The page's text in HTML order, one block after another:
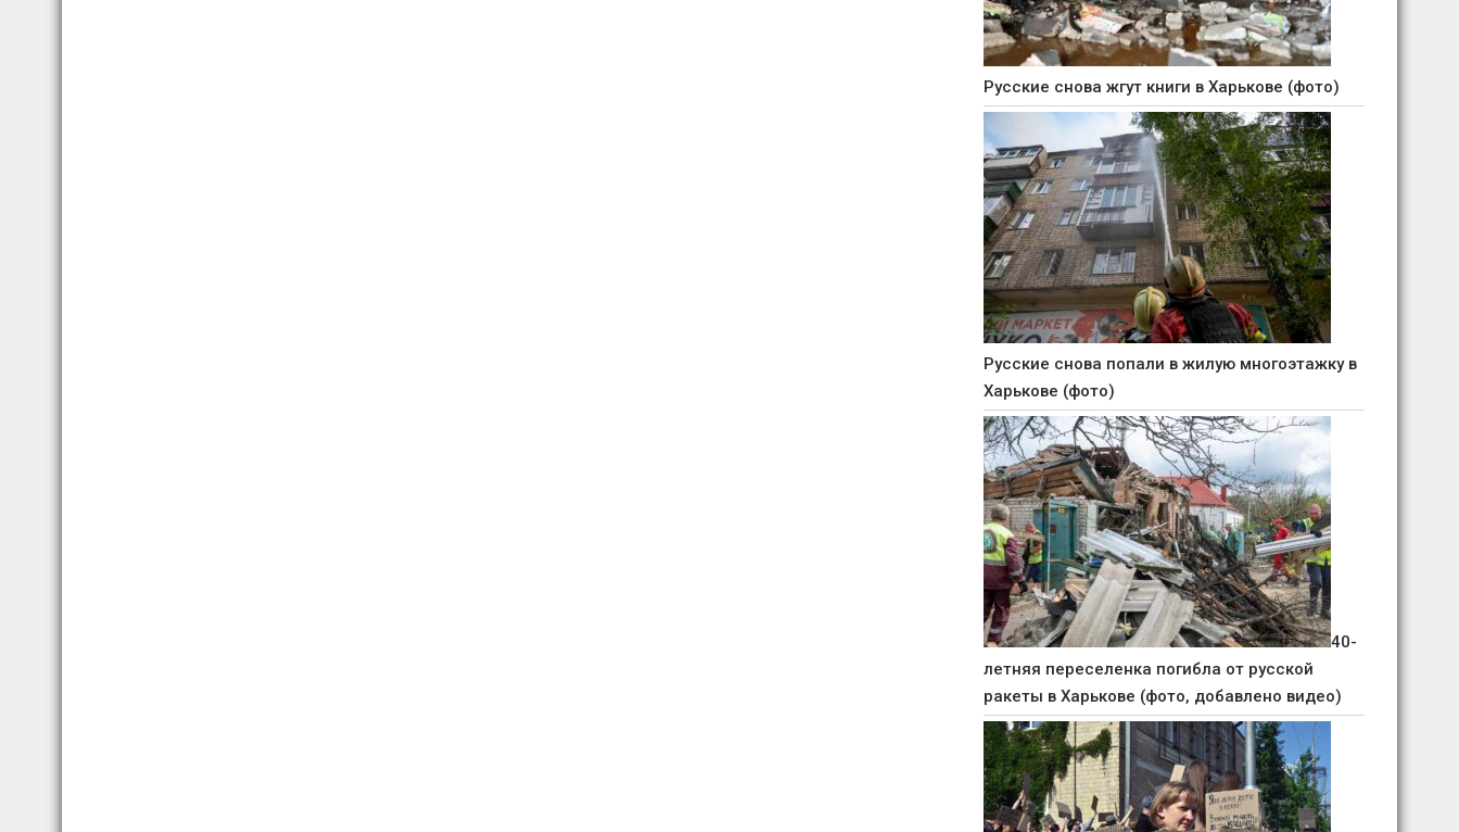
Русские снова жгут книги в Харькове (фото)
Русские снова попали в жилую многоэтажку в
Харькове (фото)
40-
летняя переселенка погибла от русской
ракеты в Харькове (фото, добавлено видео)